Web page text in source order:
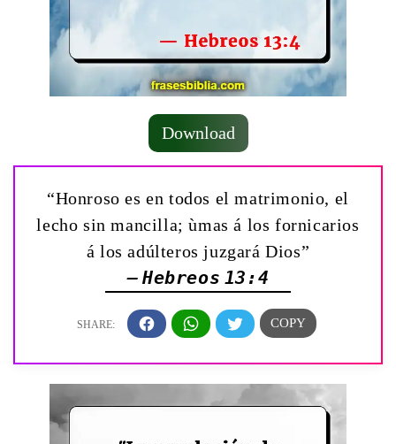
Download
“Honroso es en todos el matrimonio, el
lecho sin mancilla; ùmas á los fornicarios
á los adúlteros juzgará Dios”
— Hebreos 13:4